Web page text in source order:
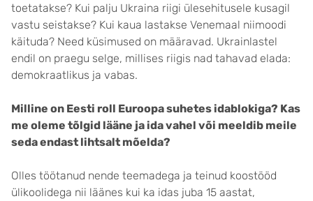
toetatakse? Kui palju Ukraina riigi ülesehitusele kusagil
vastu seistakse? Kui kaua lastakse Venemaal niimoodi
käituda? Need küsimused on määravad. Ukrainlastel
endil on praegu selge, millises riigis nad tahavad elada:
demokraatlikus ja vabas.
Milline on Eesti roll Euroopa suhetes idablokiga? Kas
me oleme tõlgid lääne ja ida vahel või meeldib meile
seda endast lihtsalt mõelda?
Olles töötanud nende teemadega ja teinud koostööd
ülikoolidega nii läänes kui ka idas juba 15 aastat,